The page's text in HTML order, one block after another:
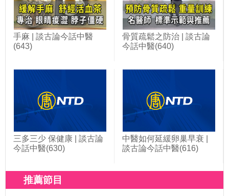
手麻 | 談古論今話中醫
(643)
骨質疏鬆之防治 | 談古論
今話中醫(640)
三多三少 保健康 | 談古論
今話中醫(630)
中醫如何延緩卵巢早衰 |
談古論今話中醫(616)
推薦節目